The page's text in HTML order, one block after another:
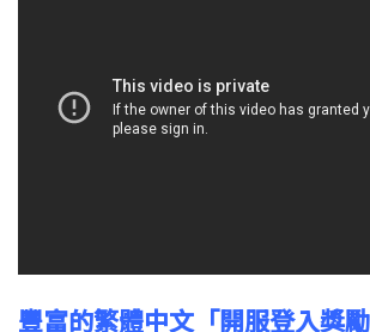
豐富的繁體中文「開服登入獎